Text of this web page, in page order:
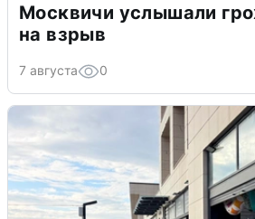
Москвичи услышали
на взрыв
7 августа 0